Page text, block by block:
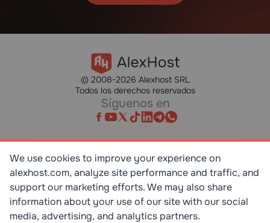
© 2008-2026 Alexhost SRL
Todos los derechos reservados
Síguenos en
SR EN ISO/IEC 27001:2023
STANDART
ISO 9001:2015
We use cookies to improve your experience on
alexhost.com, analyze site performance and traffic, and
support our marketing efforts. We may also share
information about your use of our site with our social
media, advertising, and analytics partners.